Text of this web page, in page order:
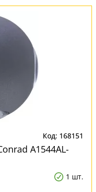
Код: 168151
A1544AL-
1 шт.